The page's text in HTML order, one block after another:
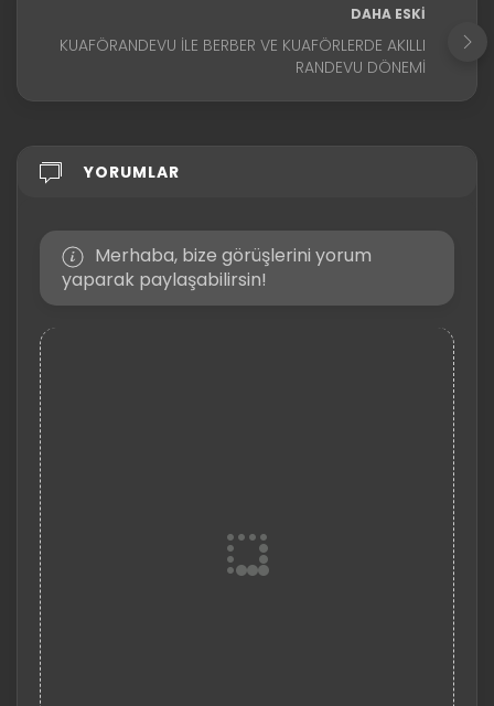
DAHA ESKI
KUAFÖRANDEVU ILE BERBER VE KUAFÖRLERDE AKILLI
RANDEVU DÖNEMI
YORUMLAR
Merhaba, bize görüşlerini yorum
yaparak paylaşabilirsin!